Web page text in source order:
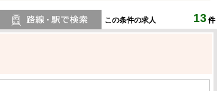
この条件の求人 13 件